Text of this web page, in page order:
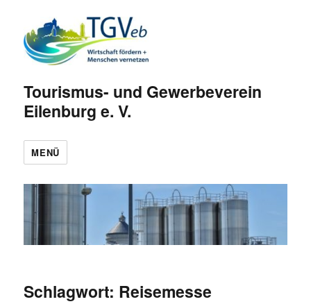
Tourismus- und Gewerbeverein
Eilenburg e. V.
MENÜ
Schlagwort: Reisemesse